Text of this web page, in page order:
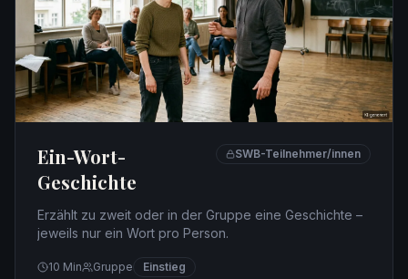
Ein-Wort-
Geschichte
SWB-Teilnehmer/innen
Erzählt zu zweit oder in der Gruppe eine Geschichte –
jeweils nur ein Wort pro Person.
10 Min Gruppe Einstieg